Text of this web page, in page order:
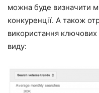
можна буде визначити
конкуренції. А також
використання ключових
виду: